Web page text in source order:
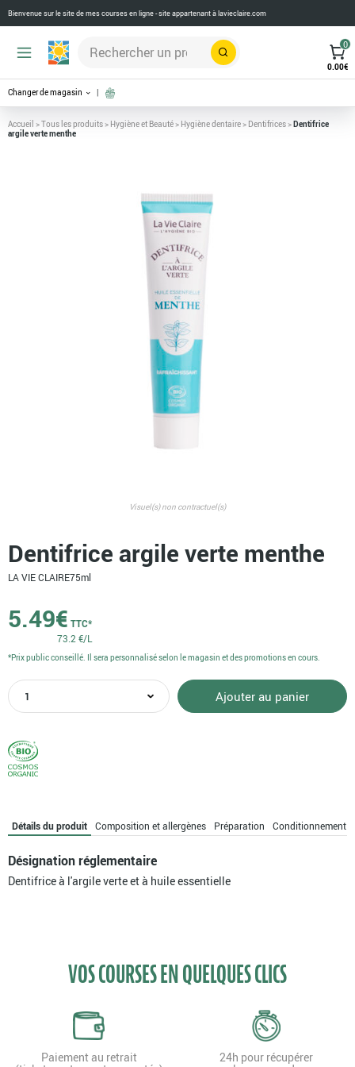
Bienvenue sur le site de mes courses en ligne - site appartenant àlavieclaire.com
Rechercher
0
0.00€
Changer de magasin
Accueil >Tous les produits> Hygiène et Beauté> Hygiène dentaire> Dentifrices>Dentifrice
argile verte menthe
Visuel(s) non contractuel(s)
Dentifrice argile verte menthe
LA VIE CLAIRE75ml
5.49€ TTC*
73.2 €/L
quantité
de
argile
verte
menthe
Ajouter au panier
*Prix public conseillé. Il sera personnalisé selon le magasin et des promotions en cours.
Détails du produit Composition et allergènes Préparation Conditionnement
Désignation réglementaire
Dentifrice à l'argile verte et à huile essentielle
VOS COURSES EN QUELQUES CLICS
Paiement au retrait 24h pour récupérer